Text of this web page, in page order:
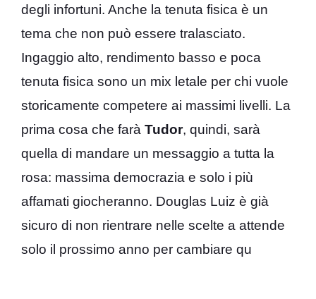
degli infortuni. Anche la tenuta fisica è un
tema che non può essere tralasciato.
Ingaggio alto, rendimento basso e poca
tenuta fisica sono un mix letale per chi vuole
storicamente competere ai massimi livelli. La
prima cosa che farà Tudor, quindi, sarà
quella di mandare un messaggio a tutta la
rosa: massima democrazia e solo i più
affamati giocheranno. Douglas Luiz è già
sicuro di non rientrare nelle scelte a attende
solo il prossimo anno per cambiare qu